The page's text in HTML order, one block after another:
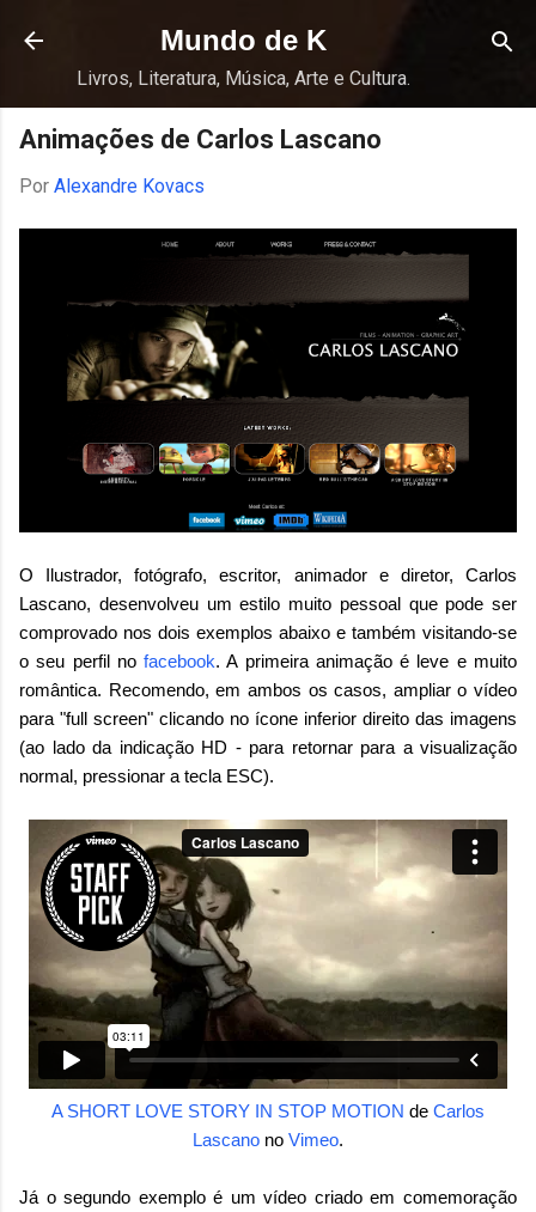
Pular para o conteúdo principal
Mundo de K
Livros, Literatura, Música, Arte e Cultura.
Animações de Carlos Lascano
Por Alexandre Kovacs
O Ilustrador, fotógrafo, escritor, animador e diretor, Carlos
Lascano, desenvolveu um estilo muito pessoal que pode ser
comprovado nos dois exemplos abaixo e também visitando-se
o seu perfil nofacebook. A primeira animação é leve e muito
romântica. Recomendo, em ambos os casos, ampliar o vídeo
para "full screen" clicando no ícone inferior direito das imagens
(ao lado da indicação HD - para retornar para a visualização
normal, pressionar a tecla ESC).
A SHORT LOVE STORY IN STOP MOTION de Carlos
Lascano no Vimeo.
Já o segundo exemplo é um vídeo criado em comemoração